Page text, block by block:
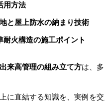
用方法
と屋上防水の納まり技術
火構造の施工ポイント
来高管理の組み立て方は、
に直結する知識を、実例を